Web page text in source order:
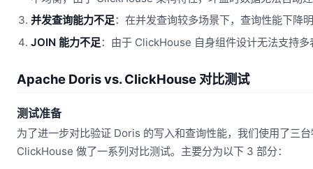
并发查询能力不足：在并发查询较多场景下，查询性能下降
JOIN 能力不足：由于 ClickHouse 自身组件设计无法支持
Apache Doris vs. ClickHouse 对比测试
测试准备
为了进一步对比验证 Doris 的写入和查询性能，我们使用了三
ClickHouse 做了一系列对比测试。主要分为以下 3 部分：